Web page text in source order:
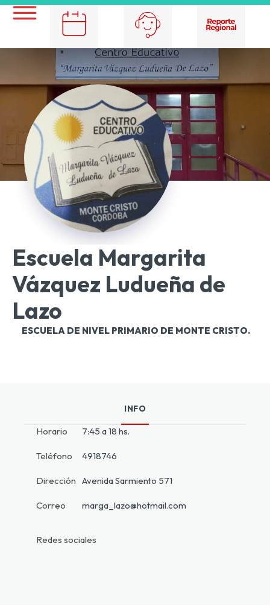
Escuela Margarita
Vázquez Ludueña de
Lazo
ESCUELA DE NIVEL PRIMARIO DE MONTE CRISTO.
INFO
Horario 7:45 a 18 hs.
Teléfono 4918746
Dirección Avenida Sarmiento 571
Correo marga_lazo@hotmail.com
Redes sociales